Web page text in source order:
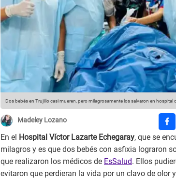
Dos bebés en Trujillo casi mueren, pero milagrosamente los salvaron en hospital
Madeley Lozano
En el Hospital Víctor Lazarte Echegaray, que se
milagros y es que dos bebés con asfixia lograron
que realizaron los médicos de EsSalud. Ellos
evitaron que perdieran la vida por un clavo de olor